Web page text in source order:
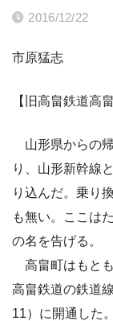
2016/12/22
市原猛志
【旧高畠鉄道高
山形県からの
り、山形新幹線
り込んだ。乗り
も無い。ここは
の名を告げる。
高畠町はもと
高畠鉄道の鉄道
11）に開通した